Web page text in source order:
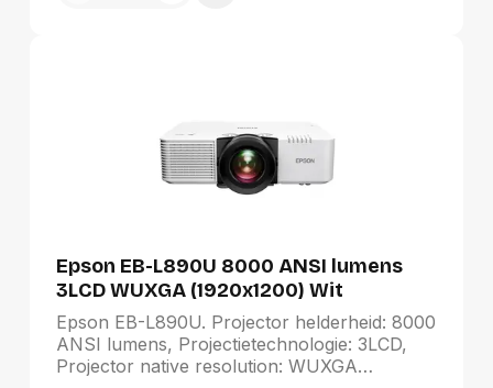
Epson EB-L890U 8000 ANSI lumens
3LCD WUXGA (1920x1200) Wit
Epson EB-L890U. Projector helderheid: 8000
ANSI lumens, Projectietechnologie: 3LCD,
Projector native resolution: WUXGA